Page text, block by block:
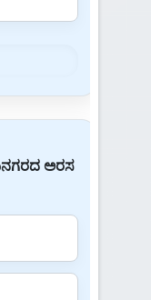
ಅರಸ